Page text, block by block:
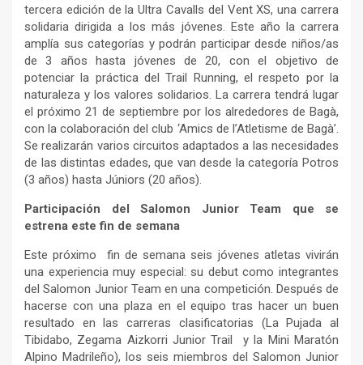
tercera edición de la Ultra Cavalls del Vent XS, una carrera
solidaria dirigida a los más jóvenes. Este año la carrera
amplía sus categorías y podrán participar desde niños/as
de 3 años hasta jóvenes de 20, con el objetivo de
potenciar la práctica del Trail Running, el respeto por la
naturaleza y los valores solidarios. La carrera tendrá lugar
el próximo 21 de septiembre por los alrededores de Bagà,
con la colaboración del club ‘Amics de l’Atletisme de Bagà’.
Se realizarán varios circuitos adaptados a las necesidades
de las distintas edades, que van desde la categoría Potros
(3 años) hasta Júniors (20 años).
Participación del Salomon Junior Team que se
estrena este fin de semana
Este próximo fin de semana seis jóvenes atletas vivirán
una experiencia muy especial: su debut como integrantes
del Salomon Junior Team en una competición. Después de
hacerse con una plaza en el equipo tras hacer un buen
resultado en las carreras clasificatorias (La Pujada al
Tibidabo, Zegama Aizkorri Junior Trail y la Mini Maratón
Alpino Madrileño), los seis miembros del Salomon Junior